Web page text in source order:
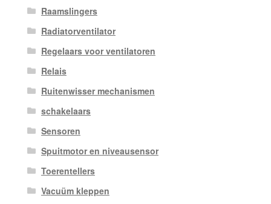
Raamslingers
Radiatorventilator
Regelaars voor ventilatoren
Relais
Ruitenwisser mechanismen
schakelaars
Sensoren
Spuitmotor en niveausensor
Toerentellers
Vacuüm kleppen